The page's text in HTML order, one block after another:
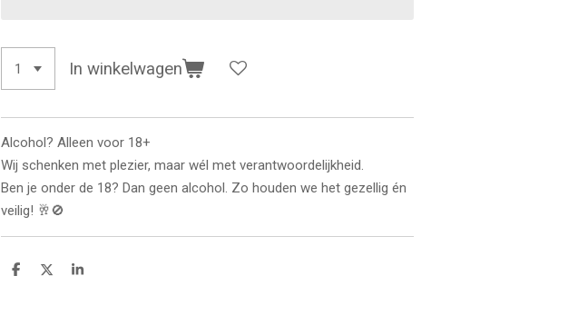
In winkelwagen
Alcohol? Alleen voor 18+
Wij schenken met plezier, maar wél met verantwoordelijkheid.
Ben je onder de 18? Dan geen alcohol. Zo houden we het gezellig én
veilig! 🥂🚫
D
D
S